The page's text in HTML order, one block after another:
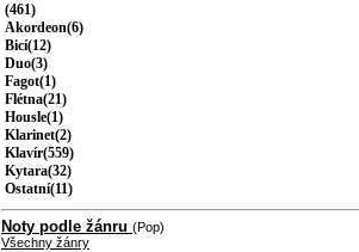
(461)
Akordeon(6)
Bicí(12)
Duo(3)
Fagot(1)
Flétna(21)
Housle(1)
Klarinet(2)
Klavír(559)
Kytara(32)
Ostatní(11)
Noty podle žánru (Pop)
Všechny žánry